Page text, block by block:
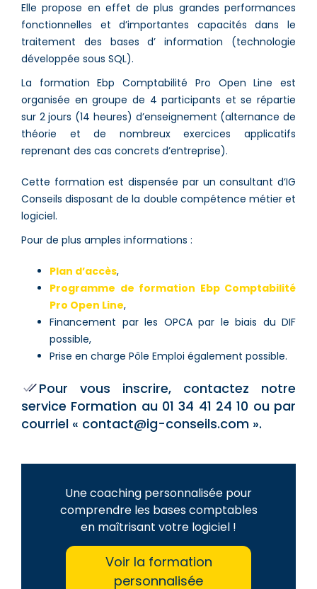
Elle propose en effet de plus grandes performances
fonctionnelles et d’importantes capacités dans le
traitement des bases d’ information (technologie
développée sous SQL).
La formation Ebp Comptabilité Pro Open Line est
organisée en groupe de 4 participants et se répartie
sur 2 jours (14 heures) d’enseignement (alternance de
théorie et de nombreux exercices applicatifs
reprenant des cas concrets d’entreprise).
Cette formation est dispensée par un consultant d’IG
Conseils disposant de la double compétence métier et
logiciel.
Pour de plus amples informations :
Plan d’accès,
Programme de formation Ebp Comptabilité
Pro Open Line,
Financement par les OPCA par le biais du DIF
possible,
Prise en charge Pôle Emploi également possible.
Pour vous inscrire, contactez notre
service Formation au 01 34 41 24 10 ou par
courriel « contact@ig-conseils.com ».
Une coaching personnalisée pour
comprendre les bases comptables
en maîtrisant votre logiciel !
Voir la formation
personnalisée